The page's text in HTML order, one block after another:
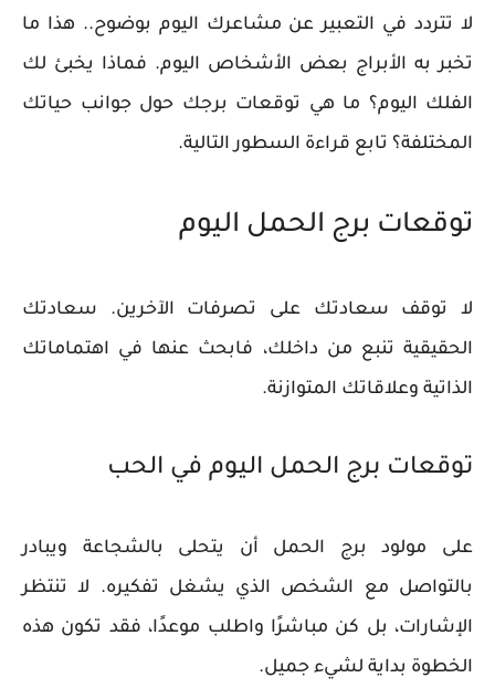
لا تتردد في التعبير عن مشاعرك اليوم بوضوح.. هذا ما
تخبر به الأبراج بعض الأشخاص اليوم. فماذا يخبئ لك
الفلك اليوم؟ ما هي توقعات برجك حول جوانب حياتك
المختلفة؟ تابع قراءة السطور التالية.
توقعات برج الحمل اليوم
لا توقف سعادتك على تصرفات الآخرين. سعادتك
الحقيقية تنبع من داخلك، فابحث عنها في اهتماماتك
الذاتية وعلاقاتك المتوازنة.
توقعات برج الحمل اليوم في الحب
على مولود برج الحمل أن يتحلى بالشجاعة ويبادر
بالتواصل مع الشخص الذي يشغل تفكيره. لا تنتظر
الإشارات، بل كن مباشرًا واطلب موعدًا، فقد تكون هذه
الخطوة بداية لشيء جميل.